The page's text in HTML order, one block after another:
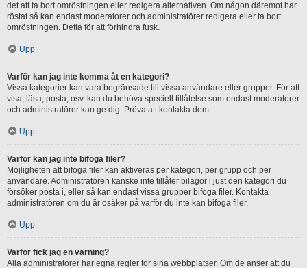
det att ta bort omröstningen eller redigera alternativen. Om någon däremot har
röstat så kan endast moderatorer och administratörer redigera eller ta bort
omröstningen. Detta för att förhindra fusk.
Upp
Varför kan jag inte komma åt en kategori?
Vissa kategorier kan vara begränsade till vissa användare eller grupper. För att
visa, läsa, posta, osv. kan du behöva speciell tillåtelse som endast moderatorer
och administratörer kan ge dig. Pröva att kontakta dem.
Upp
Varför kan jag inte bifoga filer?
Möjligheten att bifoga filer kan aktiveras per kategori, per grupp och per
användare. Administratören kanske inte tillåter bilagor i just den kategori du
försöker posta i, eller så kan endast vissa grupper bifoga filer. Kontakta
administratören om du är osäker på varför du inte kan bifoga filer.
Upp
Varför fick jag en varning?
Alla administratörer har egna regler för sina webbplatser. Om de anser att du